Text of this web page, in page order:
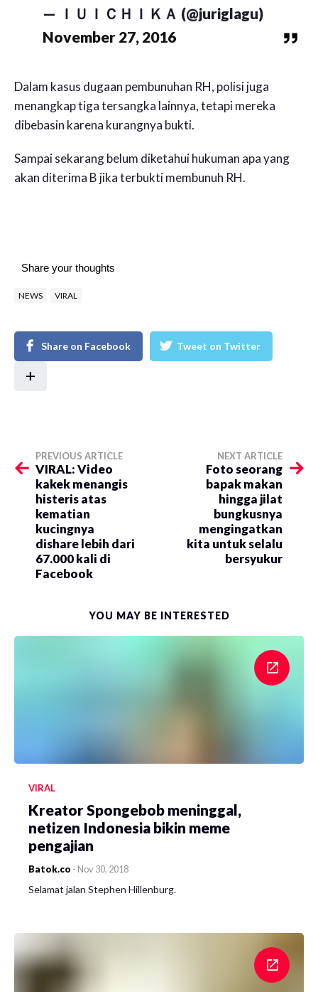
— ＩＵＩＣＨＩＫＡ (@juriglagu)
November 27, 2016
Dalam kasus dugaan pembunuhan RH, polisi juga
menangkap tiga tersangka lainnya, tetapi mereka
dibebasin karena kurangnya bukti.
Sampai sekarang belum diketahui hukuman apa yang
akan diterima B jika terbukti membunuh RH.
Share your thoughts
NEWS VIRAL
Share on Facebook Tweet on Twitter
+
PREVIOUS ARTICLE
VIRAL: Video
kakek menangis
histeris atas
kematian
kucingnya
dishare lebih dari
67.000 kali di
Facebook
NEXT ARTICLE
Foto seorang
bapak makan
hingga jilat
bungkusnya
mengingatkan
kita untuk selalu
bersyukur
YOU MAY BE INTERESTED
VIRAL
Kreator Spongebob meninggal,
netizen Indonesia bikin meme
pengajian
Batok.co - Nov 30, 2018
Selamat jalan Stephen Hillenburg.